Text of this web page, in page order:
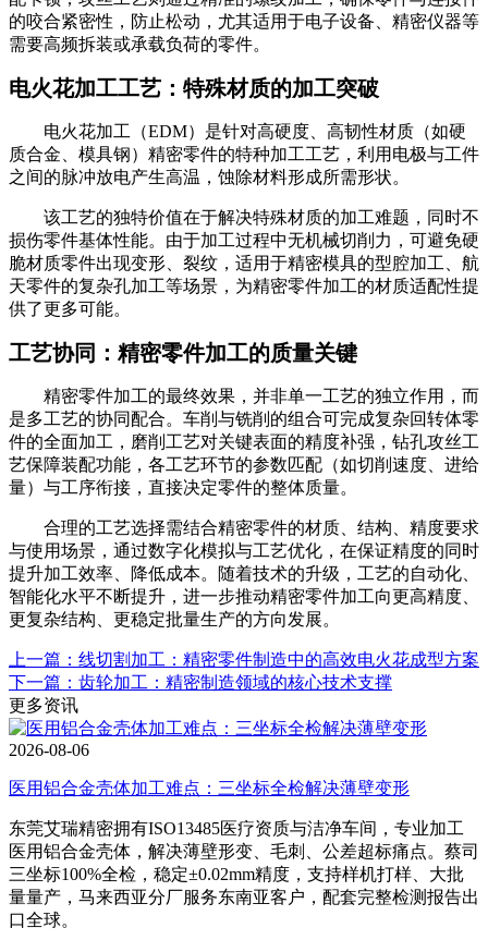
的咬合紧密性，防止松动，尤其适用于电子设备、精密仪器等
需要高频拆装或承载负荷的零件。
电火花加工工艺：特殊材质的加工突破
电火花加工（EDM）是针对高硬度、高韧性材质（如硬
质合金、模具钢）精密零件的特种加工工艺，利用电极与工件
之间的脉冲放电产生高温，蚀除材料形成所需形状。
该工艺的独特价值在于解决特殊材质的加工难题，同时不
损伤零件基体性能。由于加工过程中无机械切削力，可避免硬
脆材质零件出现变形、裂纹，适用于精密模具的型腔加工、航
天零件的复杂孔加工等场景，为精密零件加工的材质适配性提
供了更多可能。
工艺协同：精密零件加工的质量关键
精密零件加工的最终效果，并非单一工艺的独立作用，而
是多工艺的协同配合。车削与铣削的组合可完成复杂回转体零
件的全面加工，磨削工艺对关键表面的精度补强，钻孔攻丝工
艺保障装配功能，各工艺环节的参数匹配（如切削速度、进给
量）与工序衔接，直接决定零件的整体质量。
合理的工艺选择需结合精密零件的材质、结构、精度要求
与使用场景，通过数字化模拟与工艺优化，在保证精度的同时
提升加工效率、降低成本。随着技术的升级，工艺的自动化、
智能化水平不断提升，进一步推动精密零件加工向更高精度、
更复杂结构、更稳定批量生产的方向发展。
上一篇：线切割加工：精密零件制造中的高效电火花成型方案
下一篇：齿轮加工：精密制造领域的核心技术支撑
更多资讯
2026-08-06
医用铝合金壳体加工难点：三坐标全检解决薄壁变形
东莞艾瑞精密拥有ISO13485医疗资质与洁净车间，专业加工
医用铝合金壳体，解决薄壁形变、毛刺、公差超标痛点。蔡司
三坐标100%全检，稳定±0.02mm精度，支持样机打样、大批
量量产，马来西亚分厂服务东南亚客户，配套完整检测报告出
口全球。